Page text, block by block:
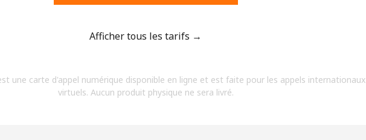
offres.
Afficher tous les tarifs →
une carte d'appel numérique disponible en ligne et est faite pour les appels internationaux
virtuels. Aucun produit physique ne sera livré.